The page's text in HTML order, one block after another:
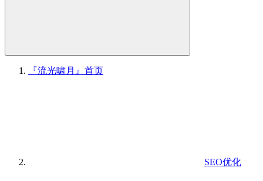
『流光啸月』 首页
SEO优化